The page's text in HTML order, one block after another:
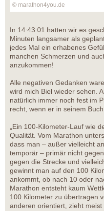
© marathon4you.de
In 14:43:01 hatten wir es
Minuten langsamer als
jedes Mal ein erhabenes
manchen Schmerzen und
anzukommen!
Alle negativen Gedanken
wird mich Biel wieder sehen.
natürlich immer noch fest im
recht, wenn er in seinem
„Ein 100-Kilometer-Lauf wie
Qualität. Vom Marathon
dass man – außer vielleicht
temporär – primär nicht
gegen die Strecke und
gewinnt man auf den 100
ankommt, ob nach 10 oder
Marathon entsteht kaum
100 Kilometer zu übertragen
anderen orientiert, zieht meist